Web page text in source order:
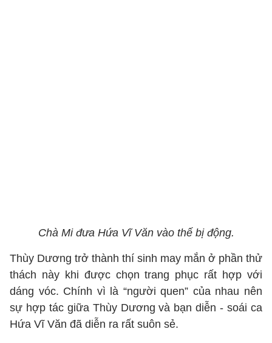
Chà Mi đưa Hứa Vĩ Văn vào thế bị động.
Thùy Dương trở thành thí sinh may mắn ở phần thử
thách này khi được chọn trang phục rất hợp với
dáng vóc. Chính vì là “người quen” của nhau nên
sự hợp tác giữa Thùy Dương và bạn diễn - soái ca
Hứa Vĩ Văn đã diễn ra rất suôn sẻ.